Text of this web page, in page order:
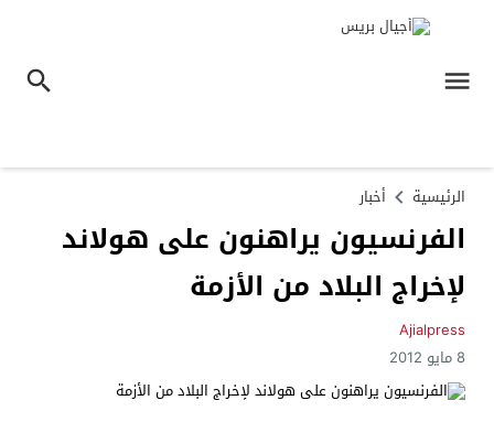
الرئيسية أخبار
الفرنسيون يراهنون على هولاند
لإخراج البلاد من الأزمة
Ajialpress
8 مايو 2012